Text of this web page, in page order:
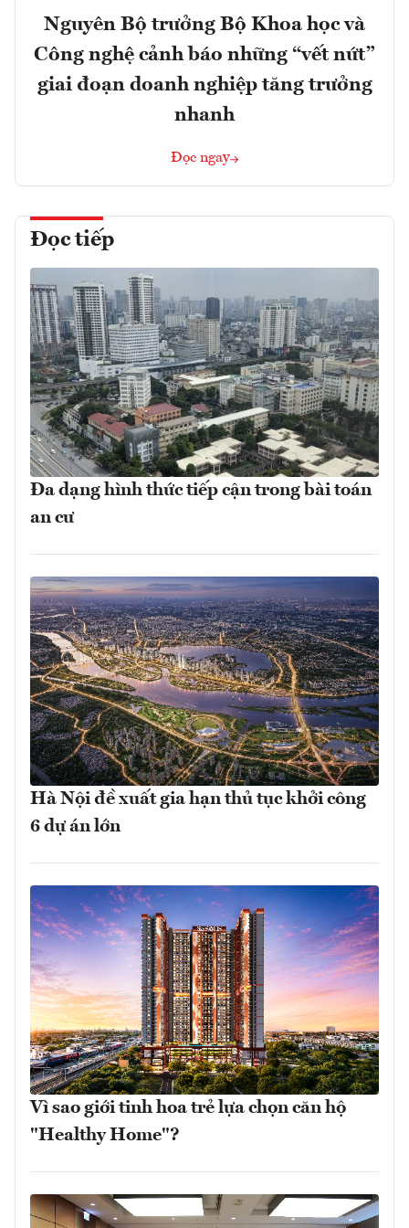
Nguyên Bộ trưởng Bộ Khoa học và
Công nghệ cảnh báo những “vết nứt”
giai đoạn doanh nghiệp tăng trưởng
nhanh
Đọc ngay
Đọc tiếp
Đa dạng hình thức tiếp cận trong bài toán
an cư
Hà Nội đề xuất gia hạn thủ tục khởi công
6 dự án lớn
Vì sao giới tinh hoa trẻ lựa chọn căn hộ
"Healthy Home"?